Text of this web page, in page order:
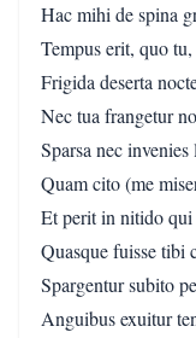
Hac mihi de spina
Tempus erit, quo
Frigida deserta
Nec tua frangetur
Sparsa nec
Quam cito (me
Et perit in nitido
Quasque fuisse tibi
Spargentur subito
Anguibus exuitur